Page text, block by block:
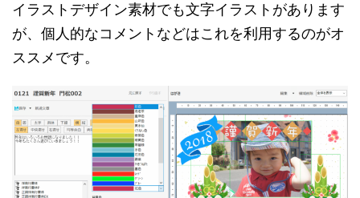
イラストデザイン素材でも文字イラストがあります
が、個人的なコメントなどはこれを利用するのがオ
ススメです。